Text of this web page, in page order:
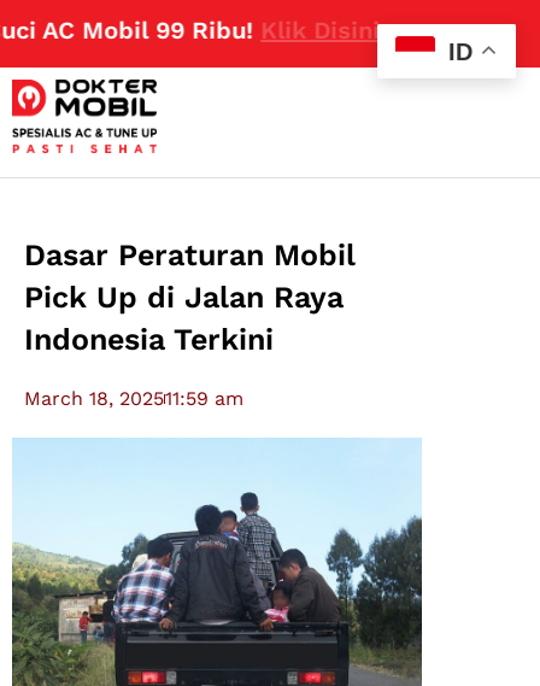
Mobil 99 Ribu!Klik Disini
Dasar Peraturan Mobil
Pick Up di Jalan Raya
Indonesia Terkini
March 18, 202511:59 am
ID